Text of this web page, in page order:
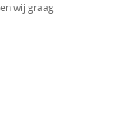
wij graag